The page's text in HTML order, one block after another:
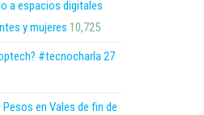
a espacios digitales
y mujeres 10,725
#tecnocharla 27
en Vales de fin de